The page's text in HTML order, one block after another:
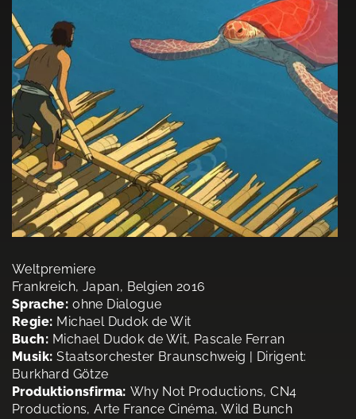
Weltpremiere
Frankreich, Japan, Belgien 2016
Sprache: ohne Dialogue
Regie: Michael Dudok de Wit
Buch: Michael Dudok de Wit, Pascale Ferran
Musik: Staatsorchester Braunschweig | Dirigent:
Burkhard Götze
Produktionsfirma: Why Not Productions, CN4
Productions, Arte France Cinéma, Wild Bunch